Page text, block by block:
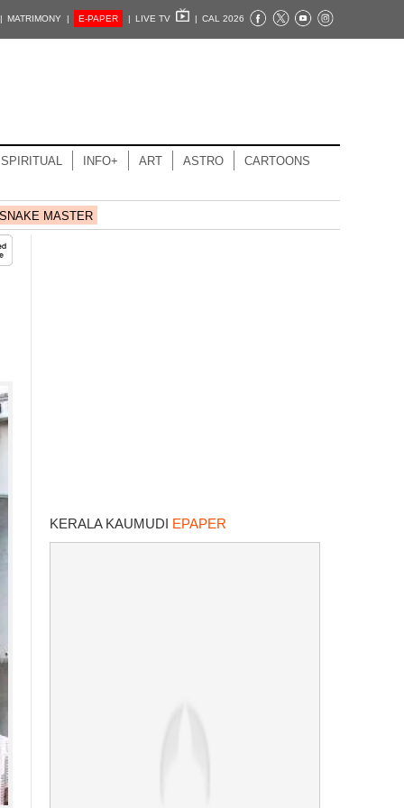
MATRIMONY | E-PAPER | LIVE TV | CAL 2026
SPIRITUAL INFO+ ART ASTRO CARTOONS
MASTER
KERALA KAUMUDI EPAPER